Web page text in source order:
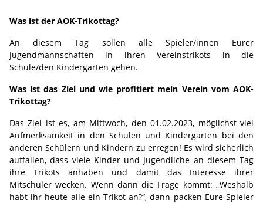
Was ist der AOK-Trikottag?
An diesem Tag sollen alle Spieler/innen Eurer
Jugendmannschaften in ihren Vereinstrikots in die
Schule/den Kindergarten gehen.
Was ist das Ziel und wie profitiert mein Verein vom AOK-
Trikottag?
Das Ziel ist es, am Mittwoch, den 01.02.2023, möglichst viel
Aufmerksamkeit in den Schulen und Kindergärten bei den
anderen Schülern und Kindern zu erregen! Es wird sicherlich
auffallen, dass viele Kinder und Jugendliche an diesem Tag
ihre Trikots anhaben und damit das Interesse ihrer
Mitschüler wecken. Wenn dann die Frage kommt: „Weshalb
habt ihr heute alle ein Trikot an?“, dann packen Eure Spieler